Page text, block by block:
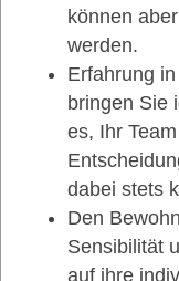
können
werden.
Erfahrung
bringen Sie
es, Ihr
dabei stets
Den
Sensibilität
auf ihre